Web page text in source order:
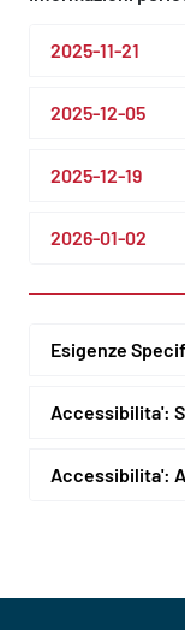
2025-11-21
2025-12-05
2025-12-19
2026-01-02
Esigenze
Accessibilita':
Accessibilita':